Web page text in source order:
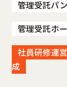
管理受託パ
管理受託ホ
社員研修運
成